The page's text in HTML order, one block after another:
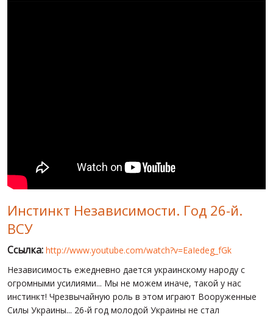
ПУБЛИЧНЫЕ ЛЮДИ
РОССИЙСКО-УКРАИНСКАЯ ВОЙНА
WINTER ON FIRE: UKRAINE'S FIGHT FOR FREEDOM
ХРОНОЛОГИЯ ЄВРОМАЙДАНА
Инстинкт Независимости. Год 26-й.
ВСУ
Ссылка: http://www.youtube.com/watch?v=EaIedeg_fGk
Независимость ежедневно дается украинскому народу с
огромными усилиями... Мы не можем иначе, такой у нас
инстинкт! Чрезвычайную роль в этом играют Вооруженные
Силы Украины... 26-й год молодой Украины не стал